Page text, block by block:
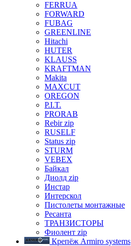
FERRUA
FORWARD
FUBAG
GREENLINE
Hitachi
HUTER
KLAUSS
KRAFTMAN
Makita
MAXCUT
OREGON
P.I.T.
PRORAB
Rebir zip
RUSELF
Status zip
STURM
VEBEX
Байкал
Диолд zip
Инстар
Интерскол
Пистолеты монтажные
Ресанта
ТРАНЗИСТОРЫ
Фиолент zip
Крепёж Armiro systems